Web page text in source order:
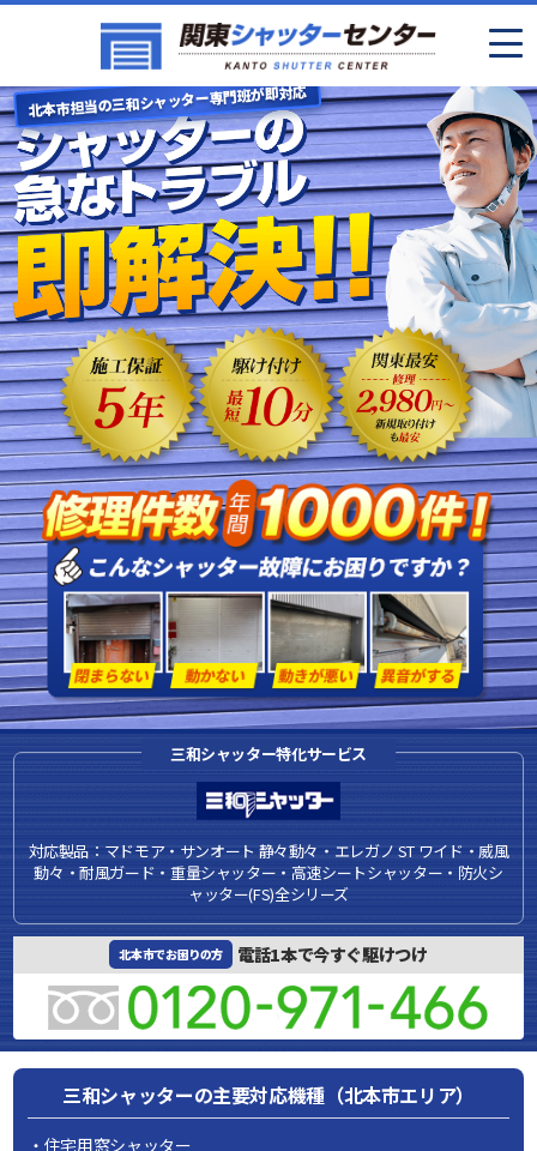
北本市担当の三和シャッター専門班が即対応
三和シャッター特化サービス
対応製品：マドモア・サンオート 静々動々・エレガノ ST ワイド・威風
動々・耐風ガード・重量シャッター・高速シートシャッター・防火シ
ャッター(FS)全シリーズ
北本市でお困りの方 電話1本で今すぐ駆けつけ
三和シャッターの主要対応機種（北本市エリア）
・住宅用窓シャッター